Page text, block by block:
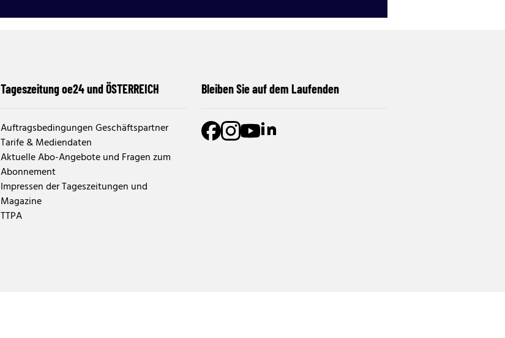
Tageszeitung oe24 und ÖSTERREICH
Auftragsbedingungen Geschäftspartner
Tarife & Mediendaten
Aktuelle Abo-Angebote und Fragen zum
Abonnement
Impressen der Tageszeitungen und
Magazine
TTPA
Bleiben Sie auf dem Laufenden